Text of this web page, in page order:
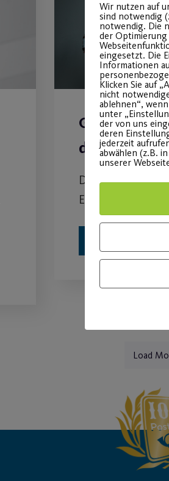
Gesund
der
Der neue
Ernährung und
Load
Wir nutzen auf
sind notwendig
notwendig. Die
der
eingesetzt. Die
Informationen
Klicken Sie auf
nicht
ablehnen“,
unter
der von uns
deren
jederzeit
abwählen (z.B.
unserer